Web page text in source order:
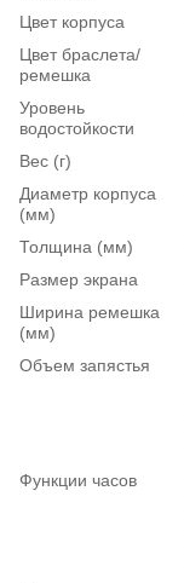
Цвет корпуса
Цвет браслета/
ремешка
Уровень
водостойкости
Вес (г)
Диаметр корпуса
(мм)
Толщина (мм)
Размер экрана
Ширина ремешка
(мм)
Объем запястья
Функции часов